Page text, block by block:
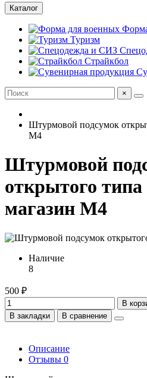
Каталог
Туризм
Страйкбол
×
Штурмовой подсумок
M4
Штурмовой
открытого типа
магазин M4
Наличие
8
500 ₽
В
В закладки
В сравнение
Описание
Отзывы 0